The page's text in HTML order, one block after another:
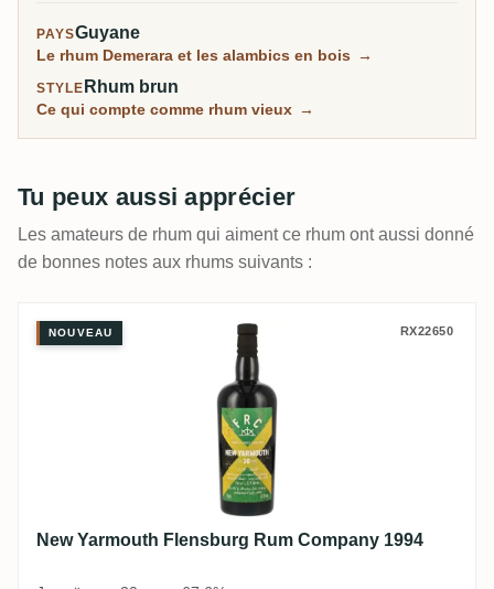
PAYSGuyane
Le rhum Demerara et les alambics en bois →
STYLE Rhum brun
Ce qui compte comme rhum vieux →
Tu peux aussi apprécier
Les amateurs de rhum qui aiment ce rhum ont aussi donné
de bonnes notes aux rhums suivants :
New Yarmouth Flensburg Rum Company
NOUVEAU RX22650
New Yarmouth Flensburg Rum Company 1994